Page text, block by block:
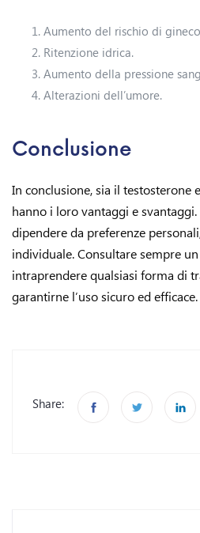
Aumento del rischio di
Ritenzione idrica.
Aumento della pressione
Alterazioni dell’umore.
Conclusione
In conclusione, sia il testosterone
hanno i loro vantaggi e
dipendere da preferenze
individuale. Consultare sempre
intraprendere qualsiasi forma di
garantirne l’uso sicuro ed efficace.
Share: